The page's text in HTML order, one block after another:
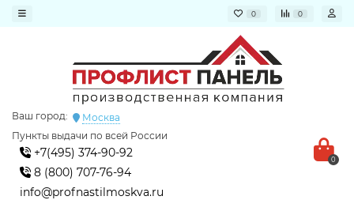
0 0
Ваш город:
Москва
Пункты выдачи по всей России
+7(495) 374-90-92
8 (800) 707-76-94
info@profnastilmoskva.ru
0